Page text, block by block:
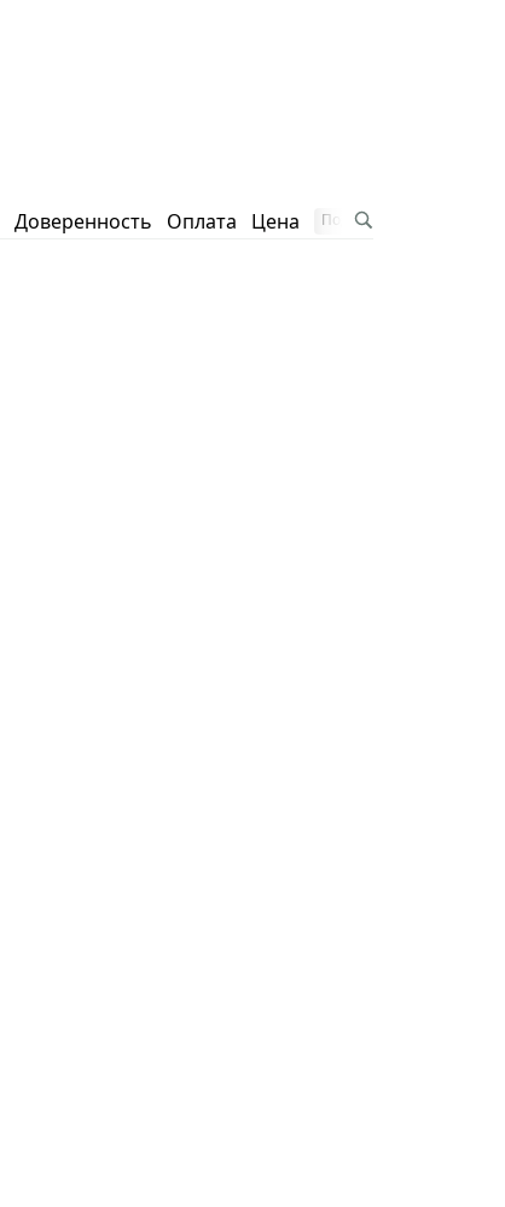
Доверенность Оплата Цена Подписаться на блог